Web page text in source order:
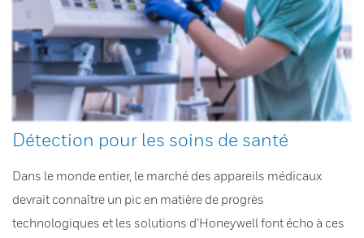
Détection pour les soins de santé
Dans le monde entier, le marché des appareils médicaux
devrait connaître un pic en matière de progrès
technologiques et les solutions d’Honeywell font écho à ces